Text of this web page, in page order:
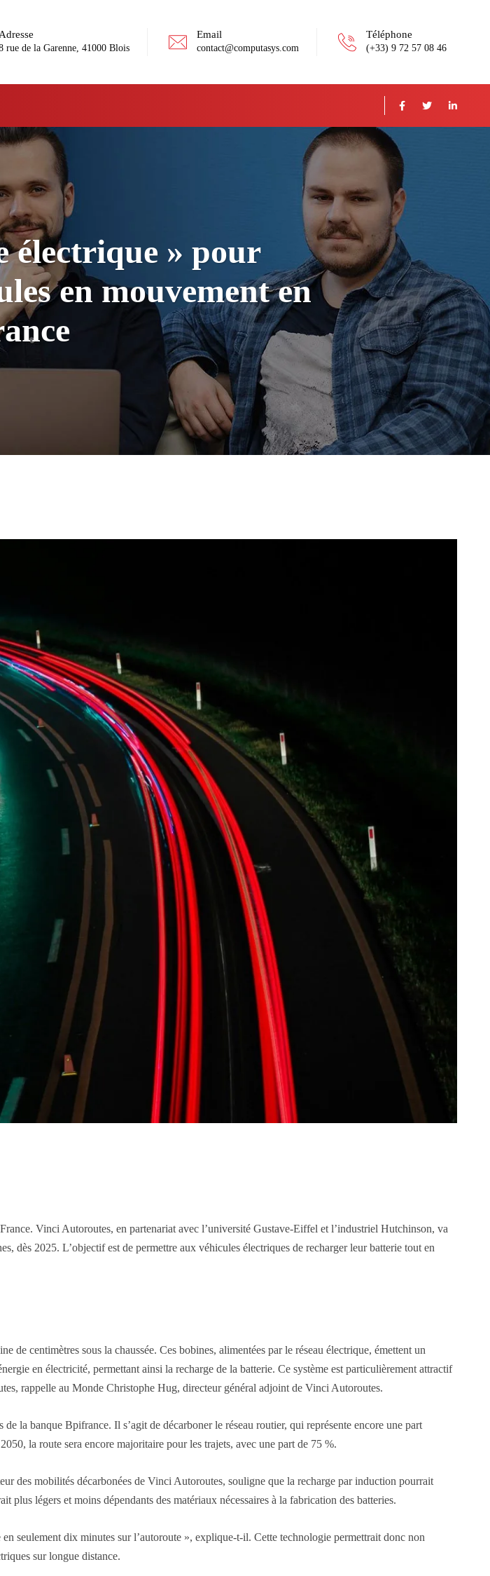
Adresse
rue de la Garenne, 41000 Blois
Email
contact@computasys.com
Téléphone
(+33) 9 72 57 08 46
électrique » pour
en mouvement en
Vinci Autoroutes, en partenariat avec l’université Gustave-Eiffel et l’industriel Hutchinson, va
dès 2025. L’objectif est de permettre aux véhicules électriques de recharger leur batterie tout en
centimètres sous la chaussée. Ces bobines, alimentées par le réseau électrique, émettent un
en électricité, permettant ainsi la recharge de la batterie. Ce système est particulièrement attractif
rappelle au Monde Christophe Hug, directeur général adjoint de Vinci Autoroutes.
la banque Bpifrance. Il s’agit de décarboner le réseau routier, qui représente encore une part
la route sera encore majoritaire pour les trajets, avec une part de 75 %.
des mobilités décarbonées de Vinci Autoroutes, souligne que la recharge par induction pourrait
légers et moins dépendants des matériaux nécessaires à la fabrication des batteries.
seulement dix minutes sur l’autoroute », explique-t-il. Cette technologie permettrait donc non
sur longue distance.